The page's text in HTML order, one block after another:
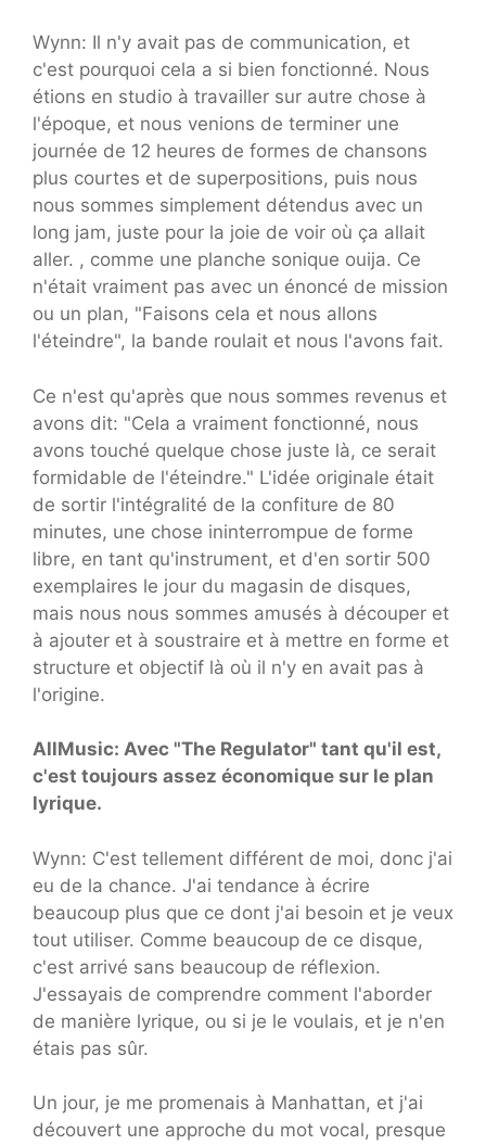
Wynn: Il n'y avait pas de communication, et
c'est pourquoi cela a si bien fonctionné. Nous
étions en studio à travailler sur autre chose à
l'époque, et nous venions de terminer une
journée de 12 heures de formes de chansons
plus courtes et de superpositions, puis nous
nous sommes simplement détendus avec un
long jam, juste pour la joie de voir où ça allait
aller. , comme une planche sonique ouija. Ce
n'était vraiment pas avec un énoncé de mission
ou un plan, "Faisons cela et nous allons
l'éteindre", la bande roulait et nous l'avons fait.
Ce n'est qu'après que nous sommes revenus et
avons dit: "Cela a vraiment fonctionné, nous
avons touché quelque chose juste là, ce serait
formidable de l'éteindre." L'idée originale était
de sortir l'intégralité de la confiture de 80
minutes, une chose ininterrompue de forme
libre, en tant qu'instrument, et d'en sortir 500
exemplaires le jour du magasin de disques,
mais nous nous sommes amusés à découper et
à ajouter et à soustraire et à mettre en forme et
structure et objectif là où il n'y en avait pas à
l'origine.
AllMusic: Avec "The Regulator" tant qu'il est,
c'est toujours assez économique sur le plan
lyrique.
Wynn: C'est tellement différent de moi, donc j'ai
eu de la chance. J'ai tendance à écrire
beaucoup plus que ce dont j'ai besoin et je veux
tout utiliser. Comme beaucoup de ce disque,
c'est arrivé sans beaucoup de réflexion.
J'essayais de comprendre comment l'aborder
de manière lyrique, ou si je le voulais, et je n'en
étais pas sûr.
Un jour, je me promenais à Manhattan, et j'ai
découvert une approche du mot vocal, presque